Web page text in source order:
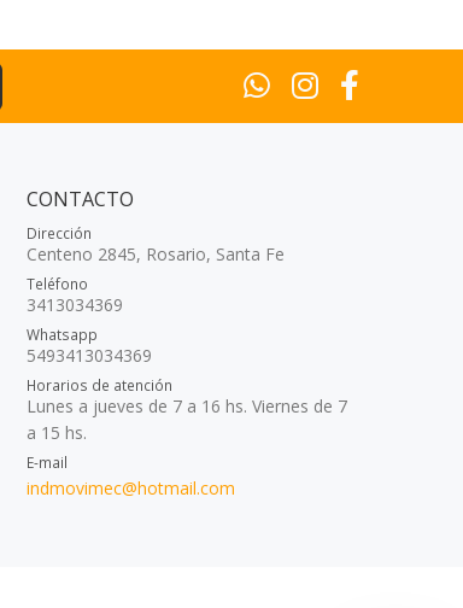
CONTACTO
Dirección
Centeno 2845, Rosario, Santa Fe
Teléfono
3413034369
Whatsapp
5493413034369
Horarios de atención
Lunes a jueves de 7 a 16 hs. Viernes de 7
a 15 hs.
E-mail
indmovimec@hotmail.com